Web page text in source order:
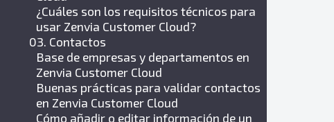
¿Cuáles son los requisitos técnicos para
usar Zenvia Customer Cloud?
03. Contactos
Base de empresas y departamentos en
Zenvia Customer Cloud
Buenas prácticas para validar contactos
en Zenvia Customer Cloud
Cómo añadir o editar información de un